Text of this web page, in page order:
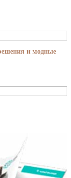
и модные